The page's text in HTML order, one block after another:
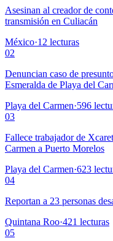
Asesinan al creador de
transmisión en Culiacán
México·12 lecturas
02
Denuncian caso de
Esmeralda de Playa del
Playa del Carmen·596
03
Fallece trabajador de
Carmen a Puerto Morelos
Playa del Carmen·623
04
Reportan a 23 personas
Quintana Roo·421 lecturas
05